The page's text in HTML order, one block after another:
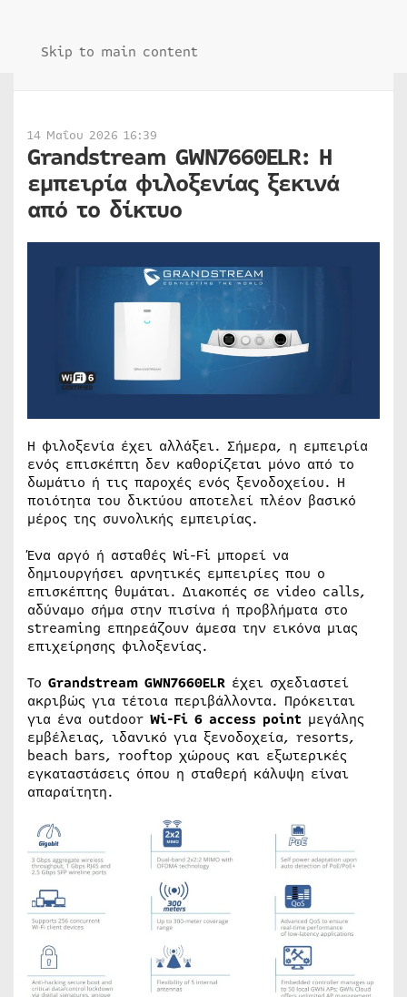
Skip to main content
14 Μαΐου 2026 16:39
Grandstream GWN7660ELR: Η
εμπειρία φιλοξενίας ξεκινά
από το δίκτυο
Η φιλοξενία έχει αλλάξει. Σήμερα, η εμπειρία
ενός επισκέπτη δεν καθορίζεται μόνο από το
δωμάτιο ή τις παροχές ενός ξενοδοχείου. Η
ποιότητα του δικτύου αποτελεί πλέον βασικό
μέρος της συνολικής εμπειρίας.
Ένα αργό ή ασταθές Wi-Fi μπορεί να
δημιουργήσει αρνητικές εμπειρίες που ο
επισκέπτης θυμάται. Διακοπές σε video calls,
αδύναμο σήμα στην πισίνα ή προβλήματα στο
streaming επηρεάζουν άμεσα την εικόνα μιας
επιχείρησης φιλοξενίας.
Το Grandstream GWN7660ELR έχει σχεδιαστεί
ακριβώς για τέτοια περιβάλλοντα. Πρόκειται
για ένα outdoor Wi-Fi 6 access point μεγάλης
εμβέλειας, ιδανικό για ξενοδοχεία, resorts,
beach bars, rooftop χώρους και εξωτερικές
εγκαταστάσεις όπου η σταθερή κάλυψη είναι
απαραίτητη.